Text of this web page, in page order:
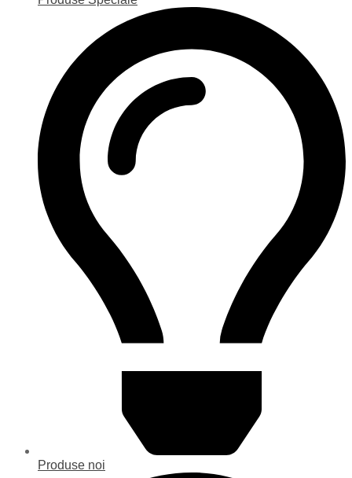
Produse noi